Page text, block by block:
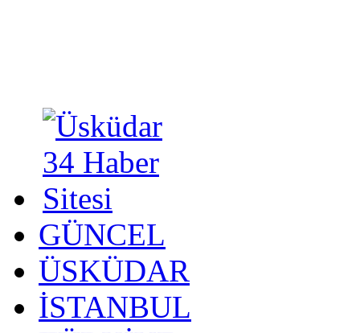
GÜNCEL
ÜSKÜDAR
İSTANBUL